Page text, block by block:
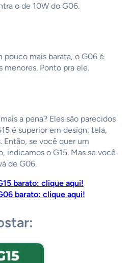
o de 10W do G06.
pouco mais barata, o G06 é
Ponto pra ele.
a pena? Eles são parecidos
é superior em design, tela,
Então, se você quer um
indicamos o G15. Mas se você
de G06.
barato: clique aqui!
barato: clique aqui!